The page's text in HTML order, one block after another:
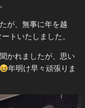
が、無事に年を越
トいたしました。
かれましたが、思い
年明け早々頑張りま